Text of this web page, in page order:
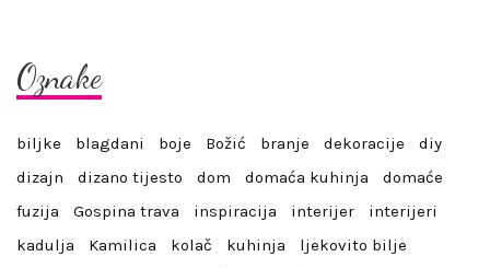
Oznake
biljke blagdani boje Božić branje dekoracije
diy
dizajn
dizano tijesto dom domaća kuhinja
domaće
fuzija
Gospina trava inspiracija interijer
interijeri
kadulja
Kamilica kolač kuhinja
ljekovito bilje